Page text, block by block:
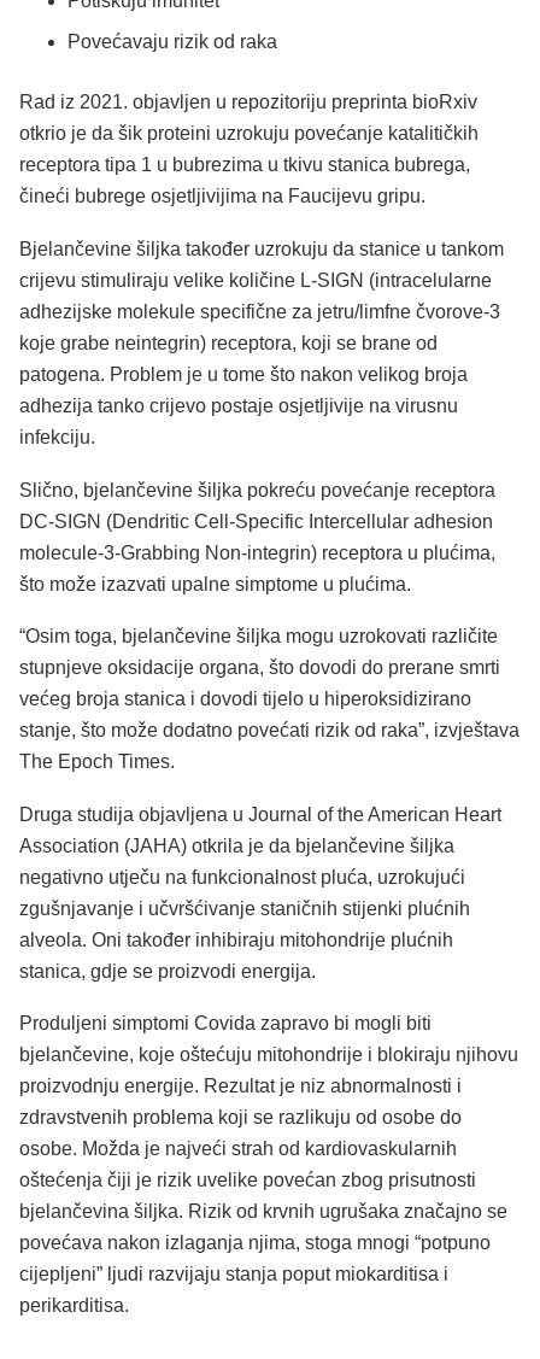
Povećavaju rizik od raka
Rad iz 2021. objavljen u repozitoriju preprinta bioRxiv
otkrio je da šik proteini uzrokuju povećanje katalitičkih
receptora tipa 1 u bubrezima u tkivu stanica bubrega,
čineći bubrege osjetljivijima na Faucijevu gripu.
Bjelančevine šiljka također uzrokuju da stanice u tankom
crijevu stimuliraju velike količine L-SIGN (intracelularne
adhezijske molekule specifične za jetru/limfne čvorove-3
koje grabe neintegrin) receptora, koji se brane od
patogena. Problem je u tome što nakon velikog broja
adhezija tanko crijevo postaje osjetljivije na virusnu
infekciju.
Slično, bjelančevine šiljka pokreću povećanje receptora
DC-SIGN (Dendritic Cell-Specific Intercellular adhesion
molecule-3-Grabbing Non-integrin) receptora u plućima,
što može izazvati upalne simptome u plućima.
“Osim toga, bjelančevine šiljka mogu uzrokovati različite
stupnjeve oksidacije organa, što dovodi do prerane smrti
većeg broja stanica i dovodi tijelo u hiperoksidizirano
stanje, što može dodatno povećati rizik od raka”, izvještava
The Epoch Times.
Druga studija objavljena u Journal of the American Heart
Association (JAHA) otkrila je da bjelančevine šiljka
negativno utječu na funkcionalnost pluća, uzrokujući
zgušnjavanje i učvršćivanje staničnih stijenki plućnih
alveola. Oni također inhibiraju mitohondrije plućnih
stanica, gdje se proizvodi energija.
Produljeni simptomi Covida zapravo bi mogli biti
bjelančevine, koje oštećuju mitohondrije i blokiraju njihovu
proizvodnju energije. Rezultat je niz abnormalnosti i
zdravstvenih problema koji se razlikuju od osobe do
osobe. Možda je najveći strah od kardiovaskularnih
oštećenja čiji je rizik uvelike povećan zbog prisutnosti
bjelančevina šiljka. Rizik od krvnih ugrušaka značajno se
povećava nakon izlaganja njima, stoga mnogi “potpuno
cijepljeni” ljudi razvijaju stanja poput miokarditisa i
perikarditisa.